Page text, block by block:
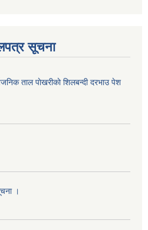
सूचना
ताल पाेखरीकाे शिलबन्दी दरभाउ पेश
।